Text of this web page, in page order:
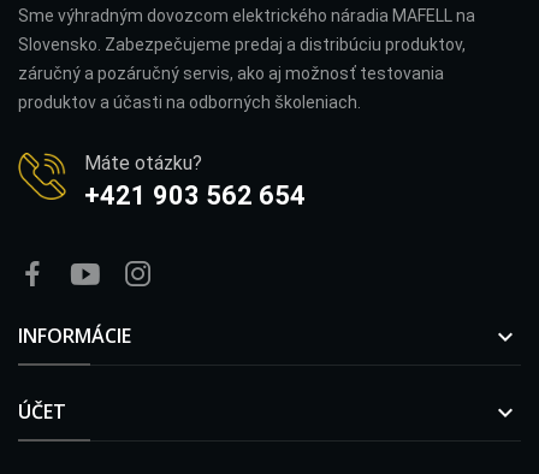
Sme výhradným dovozcom elektrického náradia MAFELL na
Slovensko. Zabezpečujeme predaj a distribúciu produktov,
záručný a pozáručný servis, ako aj možnosť testovania
produktov a účasti na odborných školeniach.
Máte otázku?
+421 903 562 654
INFORMÁCIE 
ÚČET 